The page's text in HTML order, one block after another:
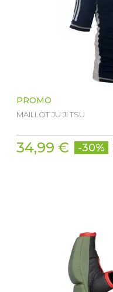
PROMO
MAILLOT JU JI TSU
34,99 € -30%